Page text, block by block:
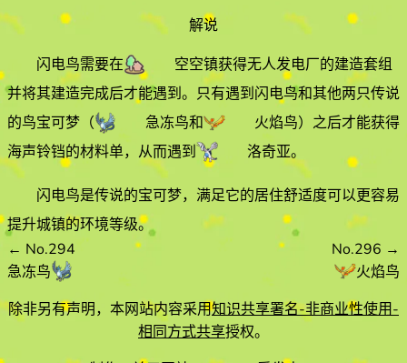
解说
闪电鸟需要在
空空镇获得无人发电厂的建造套组
并将其建造完成后才能遇到。只有遇到闪电鸟和其他两只传说
的鸟宝可梦（
急冻鸟和 火焰鸟）之后才能获得
海声铃铛的材料单，从而遇到
洛奇亚。
闪电鸟是传说的宝可梦，满足它的居住舒适度可以更容易
提升城镇的环境等级。
← No.294
急冻鸟
No.296 →
火焰鸟
除非另有声明，本网站内容采用知识共享署名-非商业性使用-
相同方式共享授权。